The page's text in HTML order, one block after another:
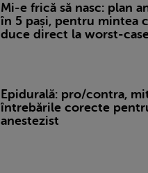
Mi-e frică să nasc: plan
în 5 pași, pentru mintea
duce direct la worst-
Epidurală: pro/contra,
întrebările corecte
anestezist